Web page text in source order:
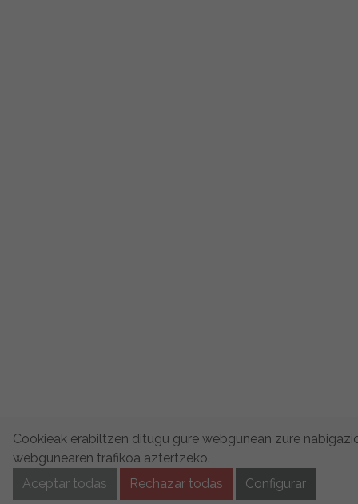
Cookieak erabiltzen ditugu gure webgunean zure
webgunearen trafikoa aztertzeko.
Aceptar todas
Rechazar todas Configurar